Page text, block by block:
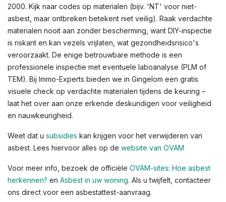
2000. Kijk naar codes op materialen (bijv. 'NT' voor niet-
asbest, maar ontbreken betekent niet veilig). Raak verdachte
materialen nooit aan zonder bescherming, want DIY-inspectie
is riskant en kan vezels vrijlaten, wat gezondheidsrisico's
veroorzaakt. De enige betrouwbare methode is een
professionele inspectie met eventuele laboanalyse (PLM of
TEM). Bij Immo-Experts bieden we in Gingelom een gratis
visuele check op verdachte materialen tijdens de keuring –
laat het over aan onze erkende deskundigen voor veiligheid
en nauwkeurigheid.
Weet dat u subsidies kan krijgen voor het verwijderen van
asbest. Lees hiervoor alles op de website van OVAM
Voor meer info, bezoek de officiële OVAM-sites: Hoe asbest
herkennen? en Asbest in uw woning. Als u twijfelt, contacteer
ons direct voor een asbestattest-aanvraag.